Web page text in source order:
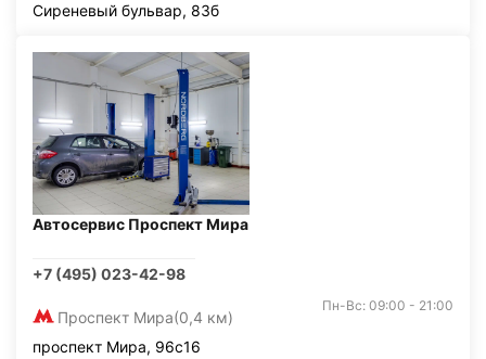
Сиреневый бульвар, 83б
Автосервис Проспект Мира
+7 (495) 023-42-98
Проспект Мира(0,4 км)
Пн-Вс: 09:00 - 21:00
проспект Мира, 96с16